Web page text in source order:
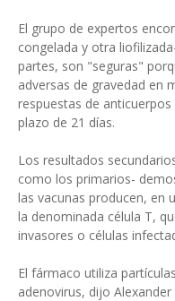
El grupo de expertos
congelada y otra
partes, son "seguras"
adversas de gravedad en
respuestas de
plazo de 21 días.
Los resultados
como los primarios-
las vacunas producen, en
la denominada célula T,
invasores o células
El fármaco utiliza
adenovirus, dijo